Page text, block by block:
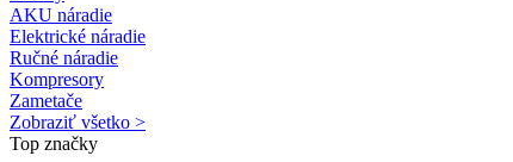
AKU náradie
Elektrické náradie
Ručné náradie
Kompresory
Zametače
Zobraziť všetko >
Top značky